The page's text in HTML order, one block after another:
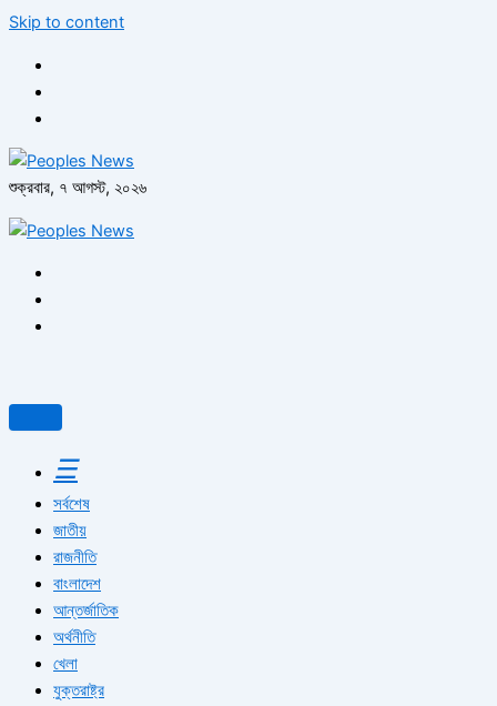
Skip to content
শুক্রবার, ৭ আগস্ট, ২০২৬
☰
সর্বশেষ
জাতীয়
রাজনীতি
বাংলাদেশ
আন্তর্জাতিক
অর্থনীতি
খেলা
যুক্তরাষ্ট্র